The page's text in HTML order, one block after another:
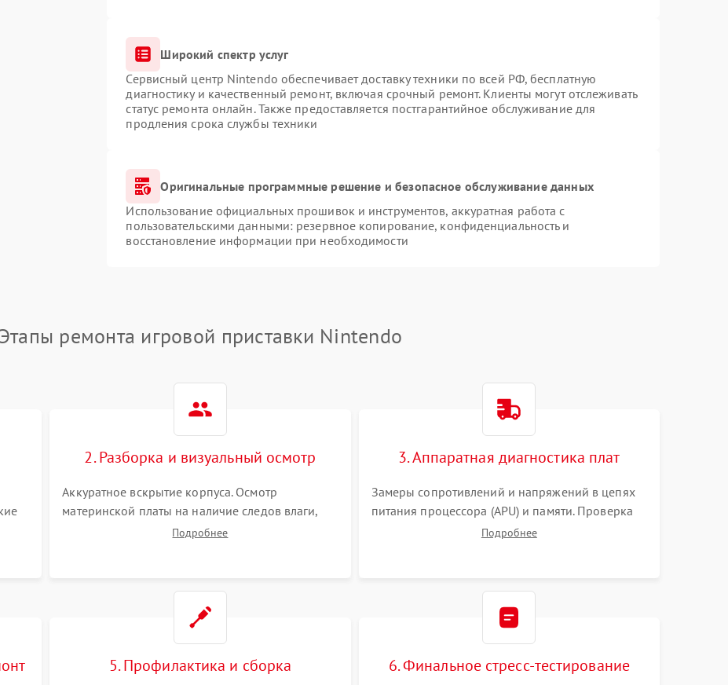
Широкий спектр услуг
Сервисный центр Nintendo обеспечивает доставку техники по всей РФ, бесплатную
диагностику и качественный ремонт, включая срочный ремонт. Клиенты могут отслеживать
статус ремонта онлайн. Также предоставляется постгарантийное обслуживание для
продления срока службы техники
Оригинальные программные решение и безопасное обслуживание данных
Использование официальных прошивок и инструментов, аккуратная работа с
пользовательскими данными: резервное копирование, конфиденциальность и
восстановление информации при необходимости
Этапы ремонта игровой приставки Nintendo
2. Разборка и визуальный осмотр
Аккуратное вскрытие корпуса. Осмотр
материнской платы на наличие следов влаги,
коррозии, прогаров и поврежденных
Подробнее
3. Аппаратная диагностика плат
Замеры сопротивлений и напряжений в цепях
питания процессора (APU) и памяти. Проверка
HDMI-контроллера, микросхем флеш-памяти и
Подробнее
5. Профилактика и сборка 6. Финальное стресс-тестирование